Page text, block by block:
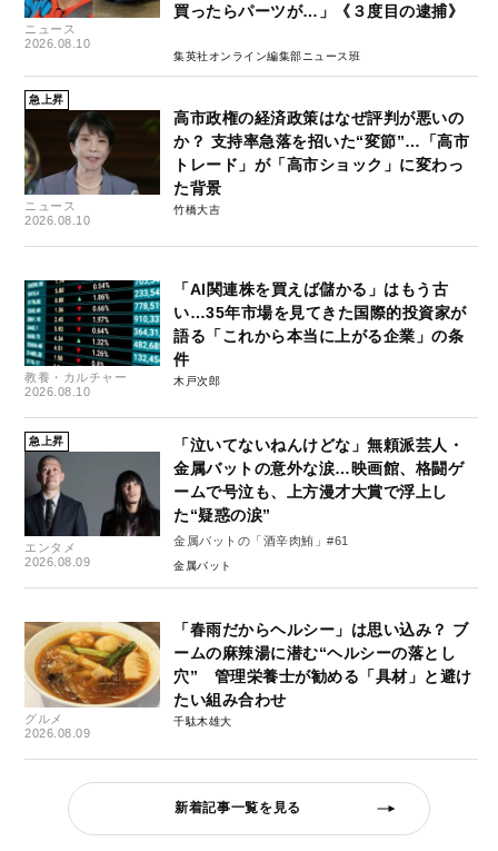
ニュース
2026.08.10
買ったらパーツが…」《３度目の逮捕》
集英社オンライン編集部ニュース班
急上昇
ニュース
2026.08.10
高市政権の経済政策はなぜ評判が悪いの
か？ 支持率急落を招いた“変節”…「高市
トレード」が「高市ショック」に変わっ
た背景
竹橋大吉
教養・カルチャー
2026.08.10
「AI関連株を買えば儲かる」はもう古
い…35年市場を見てきた国際的投資家が
語る「これから本当に上がる企業」の条
件
木戸次郎
急上昇
エンタメ
2026.08.09
「泣いてないねんけどな」無頼派芸人・
金属バットの意外な涙…映画館、格闘ゲ
ームで号泣も、上方漫才大賞で浮上し
た“疑惑の涙”
金属バットの「酒辛肉鮪」#61
金属バット
グルメ
2026.08.09
「春雨だからヘルシー」は思い込み？ ブ
ームの麻辣湯に潜む“ヘルシーの落とし
穴” 管理栄養士が勧める「具材」と避け
たい組み合わせ
千駄木雄大
新着記事一覧を見る